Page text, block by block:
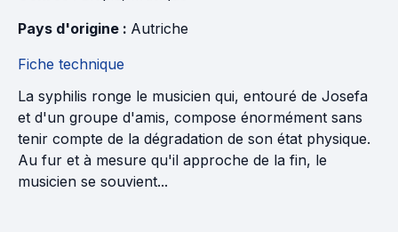
Pays d'origine : Autriche
Fiche technique
La syphilis ronge le musicien qui, entouré de Josefa
et d'un groupe d'amis, compose énormément sans
tenir compte de la dégradation de son état physique.
Au fur et à mesure qu'il approche de la fin, le
musicien se souvient...